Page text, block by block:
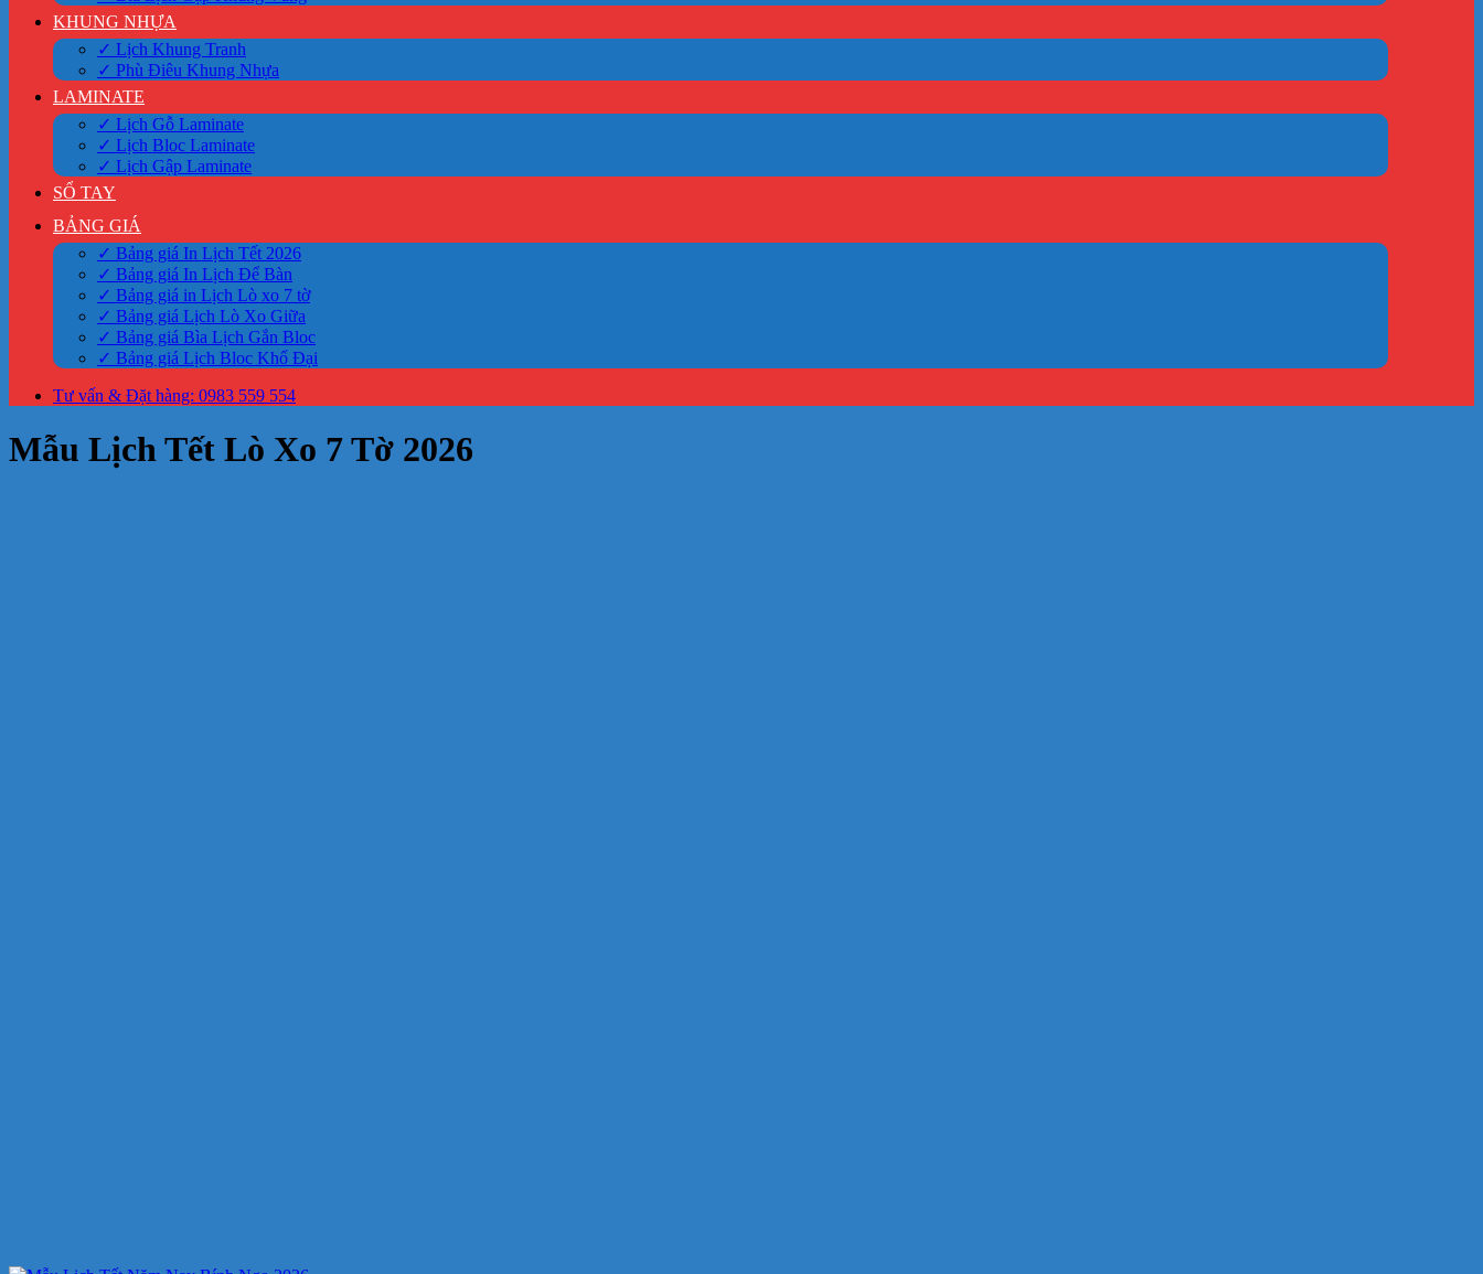
KHUNG NHỰA
✓ Lịch Khung Tranh
✓ Phù Điêu Khung Nhựa
LAMINATE
✓ Lịch Gỗ Laminate
✓ Lịch Bloc Laminate
✓ Lịch Gập Laminate
SỔ TAY
BẢNG GIÁ
✓ Bảng giá In Lịch Tết 2026
✓ Bảng giá In Lịch Để Bàn
✓ Bảng giá in Lịch Lò xo 7 tờ
✓ Bảng giá Lịch Lò Xo Giữa
✓ Bảng giá Bìa Lịch Gắn Bloc
✓ Bảng giá Lịch Bloc Khổ Đại
Tư vấn & Đặt hàng: 0983 559 554
Mẫu Lịch Tết Lò Xo 7 Tờ 2026